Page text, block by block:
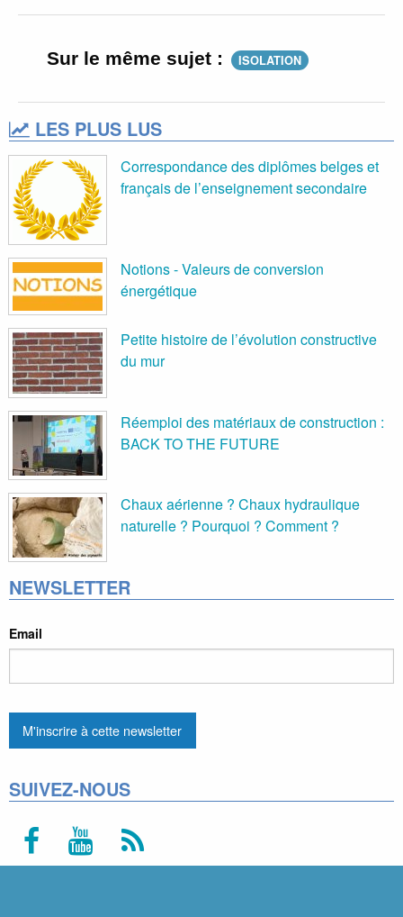
Sur le même sujet : ISOLATION
LES PLUS LUS
Correspondance des diplômes belges et
français de l’enseignement secondaire
Notions - Valeurs de conversion
énergétique
Petite histoire de l’évolution constructive
du mur
Réemploi des matériaux de construction :
BACK TO THE FUTURE
Chaux aérienne ? Chaux hydraulique
naturelle ? Pourquoi ? Comment ?
NEWSLETTER
Email
SUIVEZ-NOUS